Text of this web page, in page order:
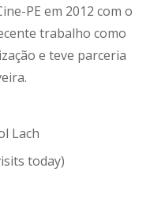
PE em 2012 com o
trabalho como
e teve parceria
Lach
today)